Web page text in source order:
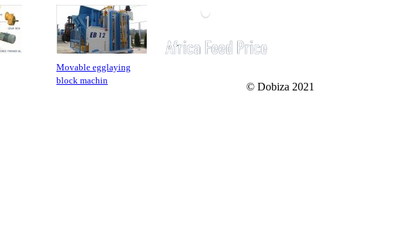
Movable egglaying
block machin
© Dobiza 2021